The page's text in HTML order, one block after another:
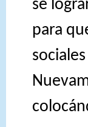
se
para